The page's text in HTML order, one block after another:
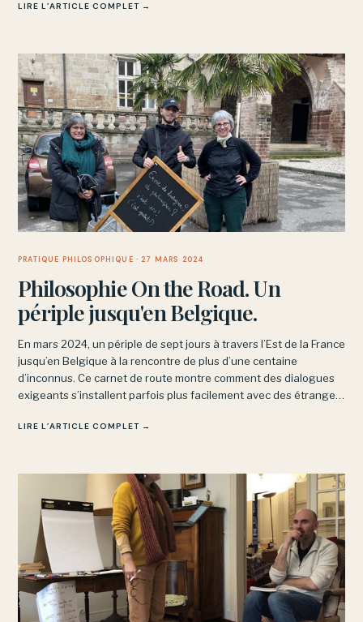
LIRE L’ARTICLE COMPLET →
PRATIQUE PHILOSOPHIQUE · 27 MARS 2024
Philosophie On the Road. Un
périple jusqu'en Belgique.
En mars 2024, un périple de sept jours à travers l’Est de la France
jusqu’en Belgique à la rencontre de plus d’une centaine
d’inconnus. Ce carnet de route montre comment des dialogues
exigeants s’installent parfois plus facilement avec des étrangers
LIRE L’ARTICLE COMPLET →